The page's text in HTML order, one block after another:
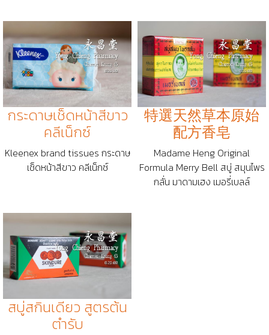
กระดาษเช็ดหน้าสีขาว
คลีเน็กซ์
Kleenex brand tissues กระดาษ
เช็ดหน้าสีขาว คลีเน็กซ์
特選天然草本原始
配方香皂
Madame Heng Original
Formula Merry Bell สบู่ สมุนไพร
กลั่น มาดามเฮง เมอรี่เบลล์
สบู่สกินเดียว สูตรต้น
ตำรับ